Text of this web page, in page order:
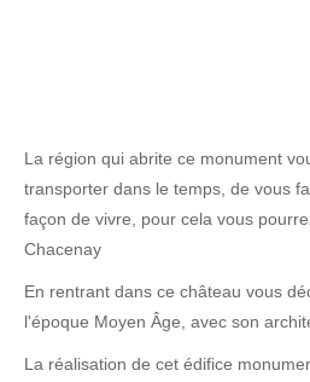
La région qui abrite ce monument
transporter dans le temps, de vous
façon de vivre, pour cela vous
Chacenay
En rentrant dans ce château vous
l'époque Moyen Âge, avec son
La réalisation de cet édifice